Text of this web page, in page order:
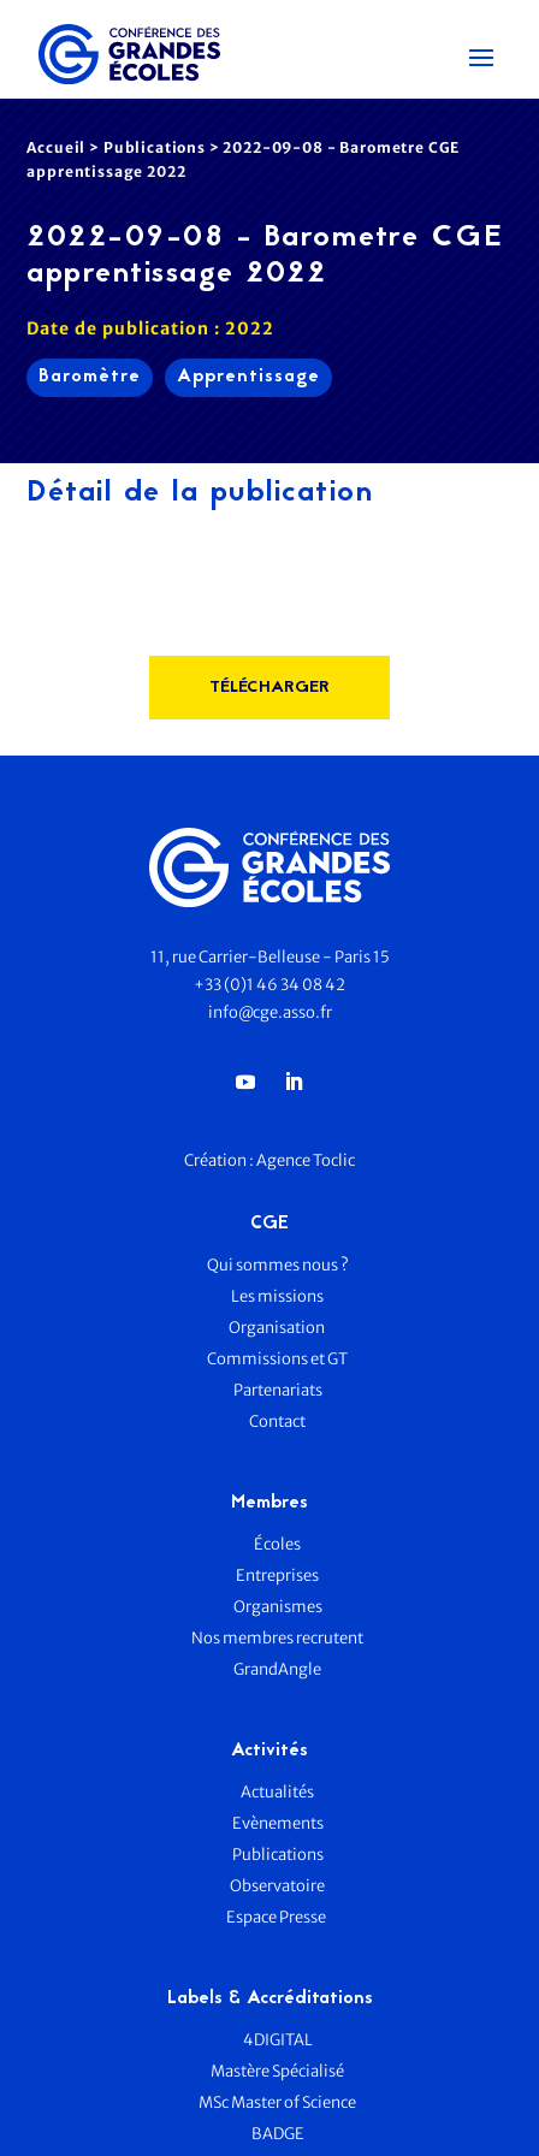
Accueil > Publications >2022-09-08 - Barometre CGE
apprentissage 2022
2022-09-08 - Barometre CGE
apprentissage 2022
Date de publication : 2022
Baromètre Apprentissage
Détail de la publication
TÉLÉCHARGER
11, rue Carrier-Belleuse - Paris 15
+33 (0)1 46 34 08 42
info@cge.asso.fr
Création :Agence Toclic
CGE
Qui sommes nous ?
Les missions
Organisation
Commissions et GT
Partenariats
Contact
Membres
Écoles
Entreprises
Organismes
Nos membres recrutent
GrandAngle
Activités
Actualités
Evènements
Publications
Observatoire
Espace Presse
Labels & Accréditations
4DIGITAL
Mastère Spécialisé
MSc Master of Science
BADGE